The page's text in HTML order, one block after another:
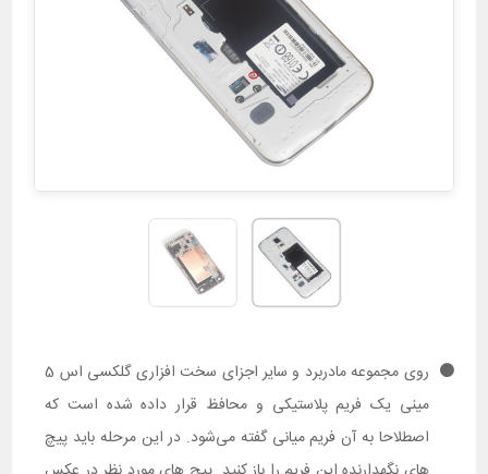
روی مجموعه مادربرد و سایر اجزای سخت افزاری گلکسی اس 5
مینی یک فریم پلاستیکی و محافظ قرار داده شده است که
اصطلاحا به آن فریم میانی گفته می‌شود. در این مرحله باید پیچ